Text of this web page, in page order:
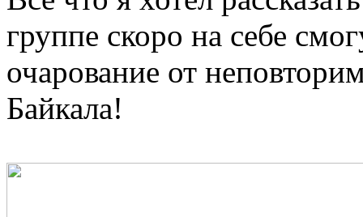
группе скоро на себе
очарование от
Байкала!